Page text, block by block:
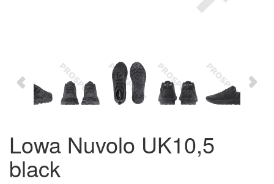
Lowa Nuvolo UK10,5
black